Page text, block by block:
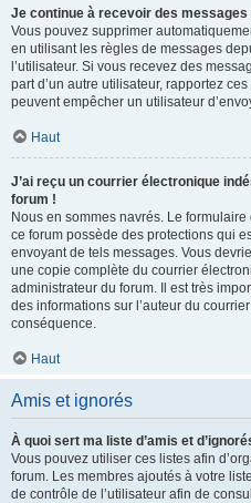
Je continue à recevoir des
Vous pouvez supprimer
en utilisant les règles de messages
l’utilisateur. Si vous recevez des
part d’un autre utilisateur, rapportez
peuvent empêcher un utilisateur
Haut
J’ai reçu un courrier électronique
forum !
Nous en sommes navrés. Le
ce forum possède des protections qui
envoyant de tels messages. Vous
une copie complète du courrier
administrateur du forum. Il est très
des informations sur l’auteur du
conséquence.
Haut
Amis et ignorés
À quoi sert ma liste d’amis et
Vous pouvez utiliser ces listes afin
forum. Les membres ajoutés à votre
de contrôle de l’utilisateur afin de